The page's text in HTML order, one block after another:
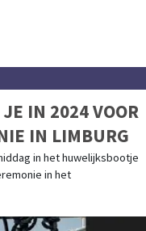
IN 2024 VOOR
IN LIMBURG
in het huwelijksbootje
in het